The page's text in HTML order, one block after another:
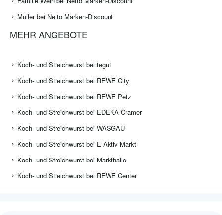
Müller bei Netto Marken-Discount
MEHR ANGEBOTE
Koch- und Streichwurst bei tegut
Koch- und Streichwurst bei REWE City
Koch- und Streichwurst bei REWE Petz
Koch- und Streichwurst bei EDEKA Cramer
Koch- und Streichwurst bei WASGAU
Koch- und Streichwurst bei E Aktiv Markt
Koch- und Streichwurst bei Markthalle
Koch- und Streichwurst bei REWE Center